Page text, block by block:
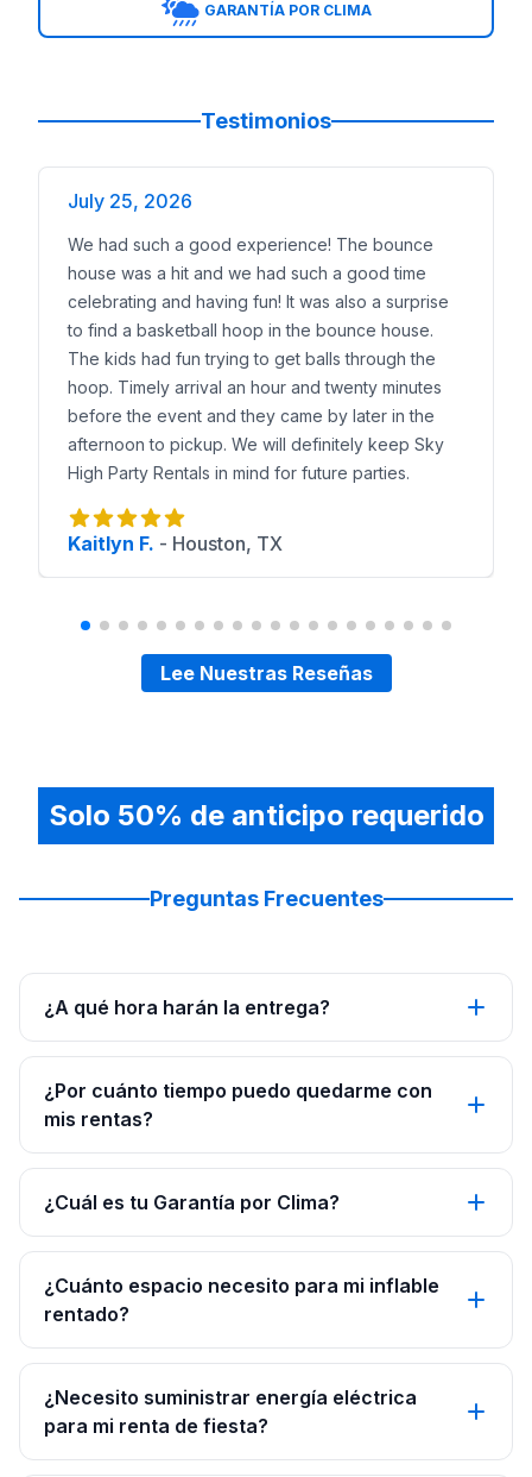
GARANTÍA POR CLIMA
Testimonios
July 25, 2026
We had such a good experience! The bounce
house was a hit and we had such a good time
celebrating and having fun! It was also a surprise
to find a basketball hoop in the bounce house.
The kids had fun trying to get balls through the
hoop. Timely arrival an hour and twenty minutes
before the event and they came by later in the
afternoon to pickup. We will definitely keep Sky
High Party Rentals in mind for future parties.
Kaitlyn F. - Houston, TX
Lee Nuestras Reseñas
Solo 50% de anticipo requerido
Preguntas Frecuentes
¿A qué hora harán la entrega?
¿Por cuánto tiempo puedo quedarme con
mis rentas?
¿Cuál es tu Garantía por Clima?
¿Cuánto espacio necesito para mi inflable
rentado?
¿Necesito suministrar energía eléctrica
para mi renta de fiesta?